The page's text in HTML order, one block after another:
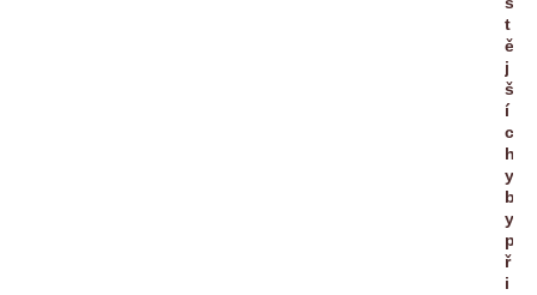
t
ě
j
š
í
c
h
y
b
y
p
ř
i